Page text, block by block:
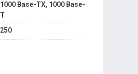
1000 Base-TX, 1000 Base-
T
250